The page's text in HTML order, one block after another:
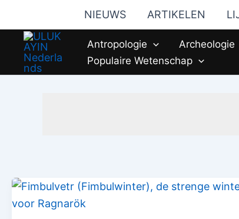
inhoud
NIEUWS ARTIKELEN
Antropologie Archeologie
Populaire Wetenschap